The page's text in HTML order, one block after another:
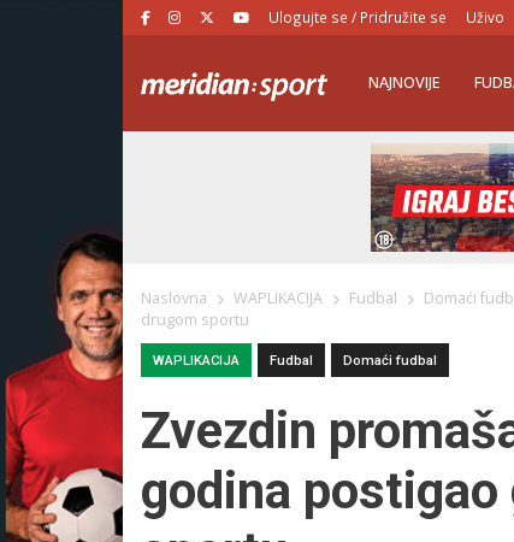
Ulogujte se / Pridružite se Uživo
NAJNOVIJE
Naslovna WAPLIKACIJA Fudbal Domaći
drugom sportu
WAPLIKACIJA Fudbal Domaći fudbal
Zvezdin
godina postigao